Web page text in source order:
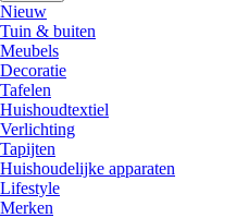
Nieuw
Tuin & buiten
Meubels
Decoratie
Tafelen
Huishoudtextiel
Verlichting
Tapijten
Huishoudelijke apparaten
Lifestyle
Merken